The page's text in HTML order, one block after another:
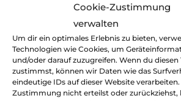
Cookie-Zustimmung
verwalten
Um dir ein optimales Erlebnis zu bieten,
Technologien wie Cookies, um
und/oder darauf zuzugreifen. Wenn du
zustimmst, können wir Daten wie das
eindeutige IDs auf dieser Website
Zustimmung nicht erteilst oder
meiner grundlegenden
bestand, Spaß zu verspüren,
selbst herausfordere. Es gibt
Angst haben, aus ihrer Routine
werden, neues erleben zu